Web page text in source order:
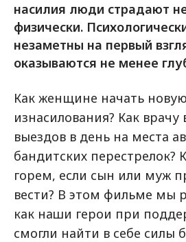
насилия люди страдают
физически.
незаметны на первый
оказываются не менее
Как женщине начать
изнасилования? Как
выездов в день на места
бандитских перестрелок?
горем, если сын или муж
вести? В этом фильме мы
как наши герои при
смогли найти в себе силы